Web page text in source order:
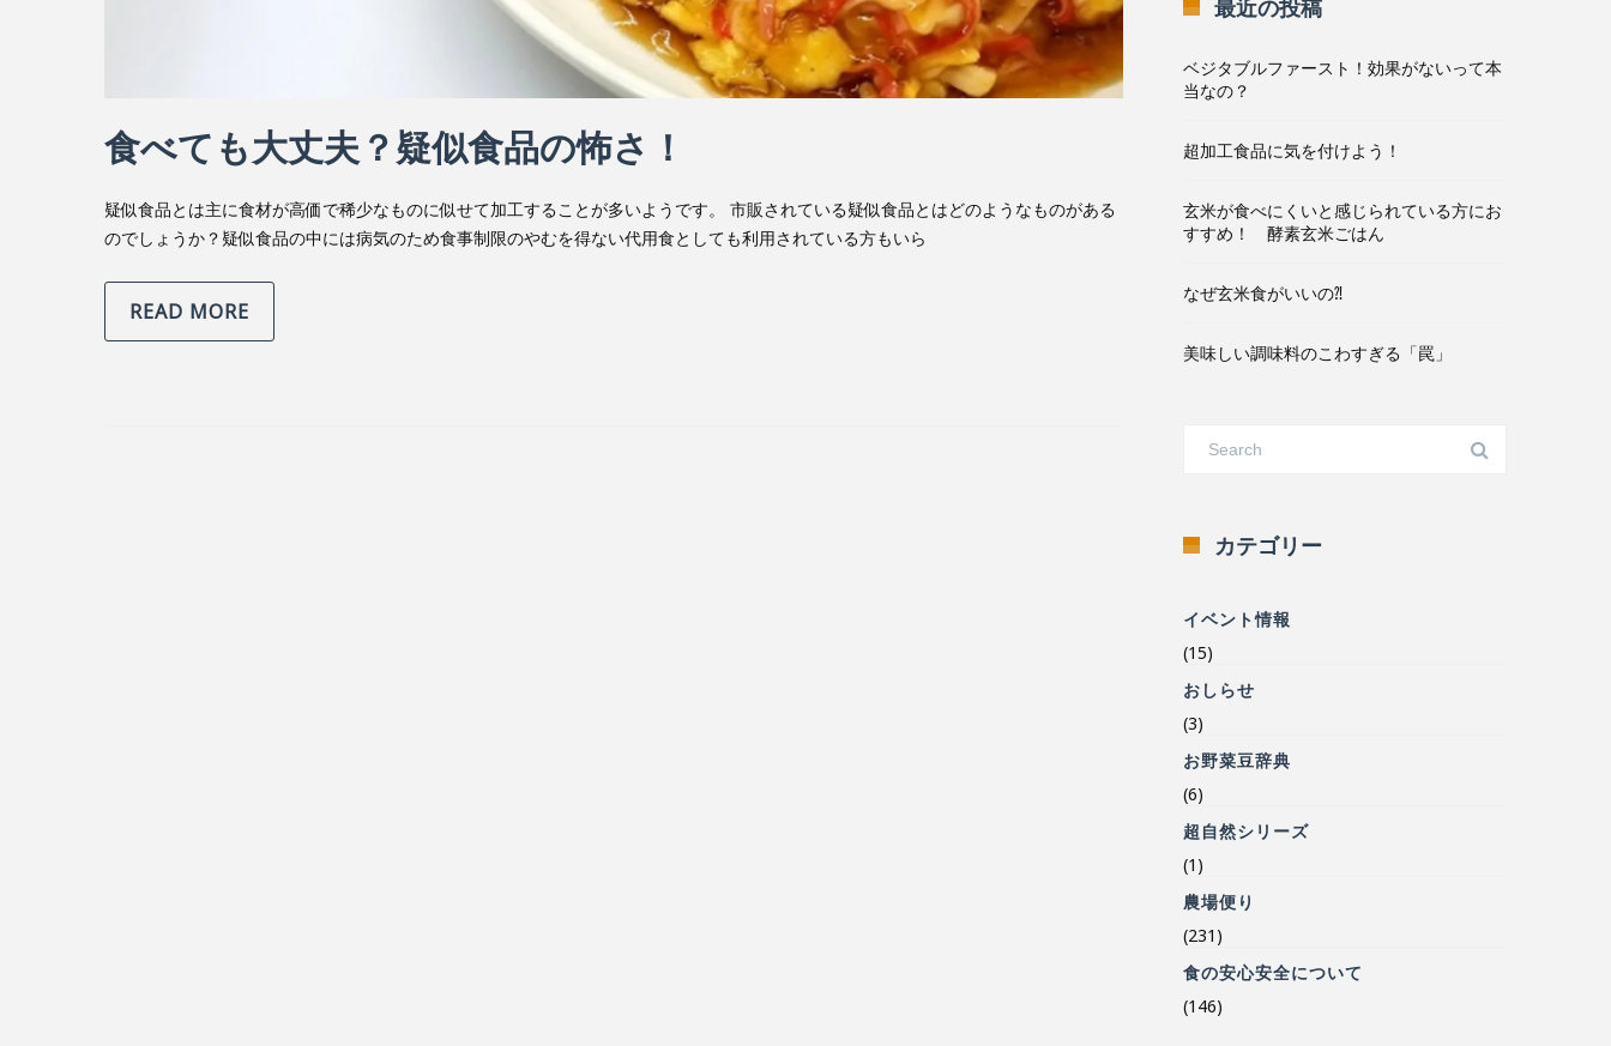
食べても大丈夫？疑似食品の怖さ！
疑似食品とは主に食材が高価で稀少なものに似せて加工することが多いようです。 市販されている疑似食品とはどのようなものがある
のでしょうか？疑似食品の中には病気のため食事制限のやむを得ない代用食としても利用されている方もいら
READ MORE
当なの？
超加工食品に気を付けよう！
すすめ！ 酵素玄米ごはん
なぜ玄米食がいいの⁈
イベント情報
おしらせ
(3)
お野菜豆辞典
(6)
超自然シリーズ
(1)
農場便り
(231)
食の安心安全について
(146)